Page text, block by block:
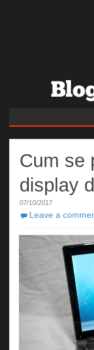
Cum se
display
07/10/2017
Leave a